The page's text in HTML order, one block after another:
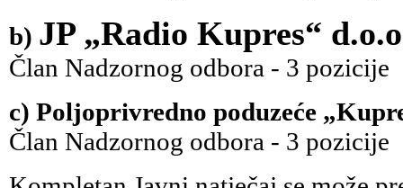
b) JP „Radio Kupres“
Član Nadzornog odbora - 3 pozicije
c) Poljoprivredno poduzeće
Član Nadzornog odbora - 3 pozicije